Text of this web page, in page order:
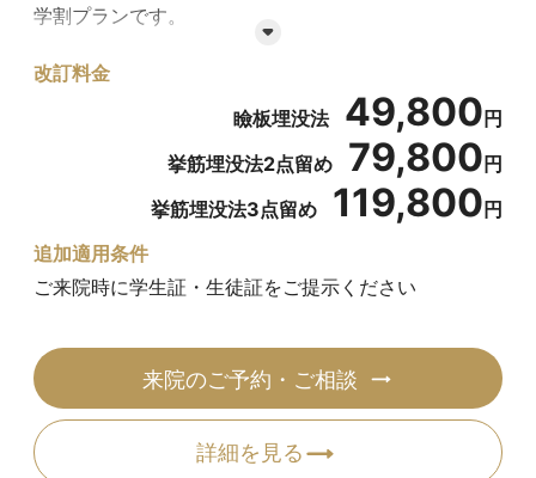
学割プランです。
自然な仕上がりを目指す瞼板埋没法から、デザイン性
やキープ力を重視した挙筋埋没法まで、希望の二重ラ
インに合わせてご提案します。
★未成年の方へ
中学生以下の方は、原則として親権者の同伴が必要で
す。
ば、おひとりで受診いただけます。
詳しくは
こちらを確認ください。
→未成年者の受診について
改訂料金
瞼板埋没法
49,800円
挙筋埋没法2点留め
79,800円
挙筋埋没法3点留め
119,800円
追加適用条件
ご来院時に学生証・生徒証をご提示ください
来院のご予約・ご相談
詳細を見る